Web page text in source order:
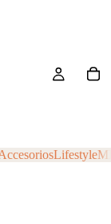
Lifestyle